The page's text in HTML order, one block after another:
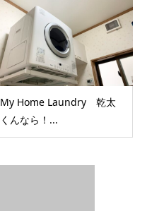
My Home Laundry 乾太
くんなら！...